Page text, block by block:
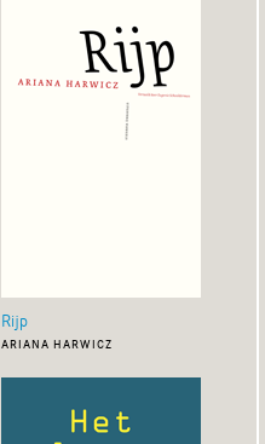
Rijp
ariana harwicz